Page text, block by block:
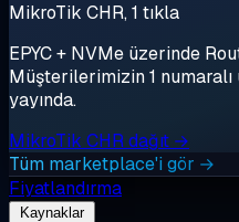
MikroTik CHR, 1 tıkla
EPYC + NVMe üzerinde
Müşterilerimizin 1 numaralı
yayında.
MikroTik CHR dağıt →
Tüm marketplace'i gör →
Fiyatlandırma
Kaynaklar